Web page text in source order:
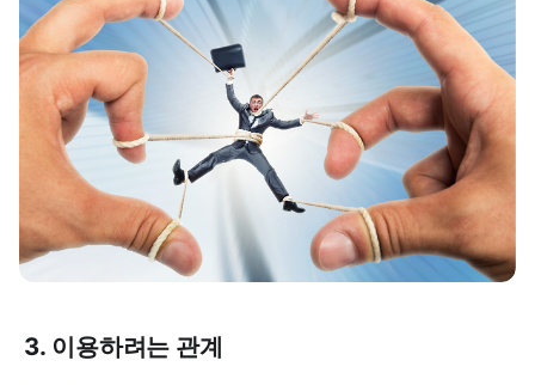
3. 이용하려는 관계